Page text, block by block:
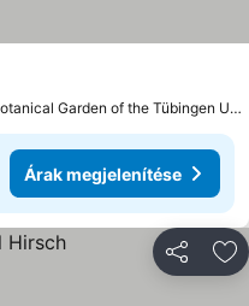
1.6 km-re innen: Botanical Garden of the Tübingen University
Árak megjelenítése